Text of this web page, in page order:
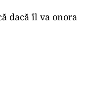
dacă îl va onora